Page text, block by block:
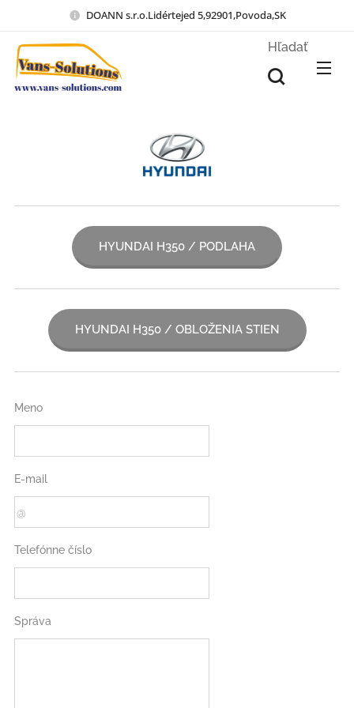
DOANN s.r.o.Lidértejed 5,92901,Povoda,SK
Hľadať
HYUNDAI H350 / PODLAHA
HYUNDAI H350 / OBLOŽENIA STIEN
Meno
E-mail
Telefónne číslo
Správa